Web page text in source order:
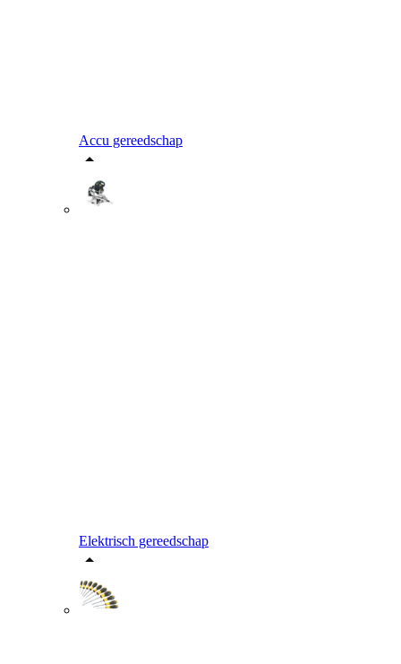
Accu gereedschap
Elektrisch gereedschap